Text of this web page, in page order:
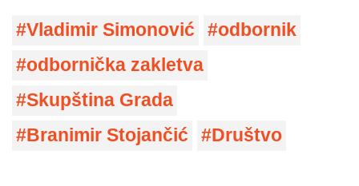
Vladimir Simonović
odbornik
odbornička zakletva
Skupština Grada
Branimir Stojančić
Društvo